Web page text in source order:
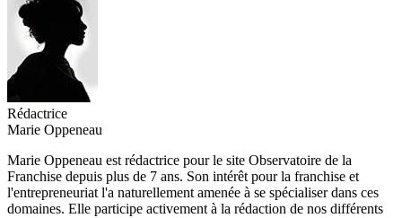
Rédactrice
Marie Oppeneau
Marie Oppeneau est rédactrice pour le site Observatoire de la
Franchise depuis plus de 7 ans. Son intérêt pour la franchise et
l'entrepreneuriat l'a naturellement amenée à se spécialiser dans ces
domaines. Elle participe activement à la rédaction de nos différents